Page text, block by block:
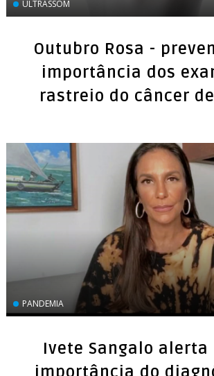
ULTRASSOM
Outubro Rosa -
importância dos
rastreio do câncer
PANDEMIA
Ivete Sangalo alerta